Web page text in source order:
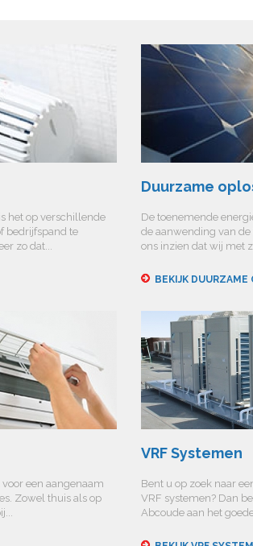
het op verschillende
bedrijfspand te
zo dat...
Duurzame
De toenemende
de aanwending van
ons inzien dat wij met
BEKIJK
een aangenaam
Zowel thuis als op
VRF Systemen
Bent u op zoek naar
VRF systemen? Dan
Abcoude aan het